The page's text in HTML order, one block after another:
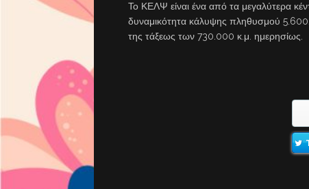
Το ΚΕΛΨ είναι ένα από τα μεγαλύτερα
δυναμικότητα κάλυψης πληθυσμού
της τάξεως των 730.000 κ.μ. ημερησίως.